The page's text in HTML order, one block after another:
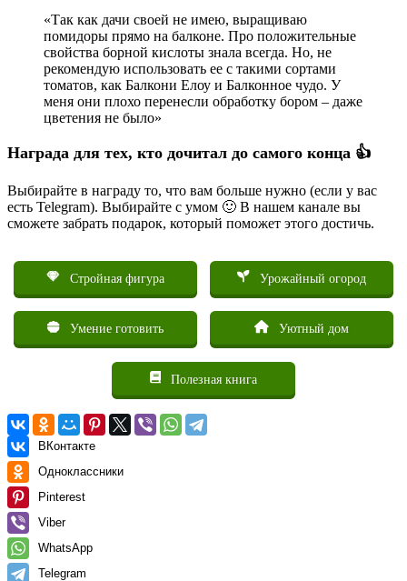
«Так как дачи своей не имею, выращиваю
помидоры прямо на балконе. Про положительные
свойства борной кислоты знала всегда. Но, не
рекомендую использовать ее с такими сортами
томатов, как Балкони Елоу и Балконное чудо. У
меня они плохо перенесли обработку бором – даже
цветения не было»
Награда для тех, кто дочитал до самого конца 👍
Выбирайте в награду то, что вам больше нужно (если у вас
есть Telegram). Выбирайте с умом 🙂 В нашем канале вы
сможете забрать подарок, который поможет этого достичь.
Стройная фигура Урожайный огород
Умение готовить Уютный дом
Полезная книга
ВКонтакте
Одноклассники
Pinterest
Viber
WhatsApp
Telegram